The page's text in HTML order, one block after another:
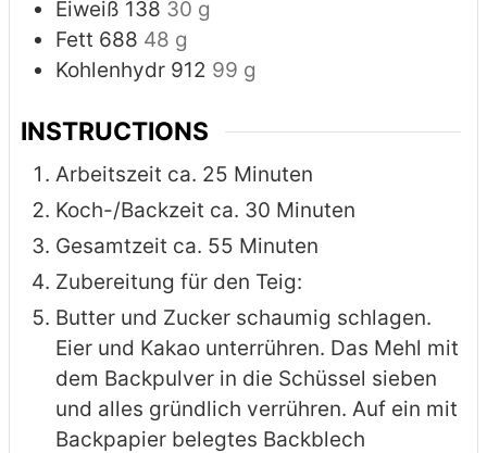
Eiweiß 138 30 g
Fett 688 48 g
Kohlenhydr 912 99 g
INSTRUCTIONS
Arbeitszeit ca. 25 Minuten
Koch-/Backzeit ca. 30 Minuten
Gesamtzeit ca. 55 Minuten
Zubereitung für den Teig:
Butter und Zucker schaumig schlagen.
Eier und Kakao unterrühren. Das Mehl mit
dem Backpulver in die Schüssel sieben
und alles gründlich verrühren. Auf ein mit
Backpapier belegtes Backblech